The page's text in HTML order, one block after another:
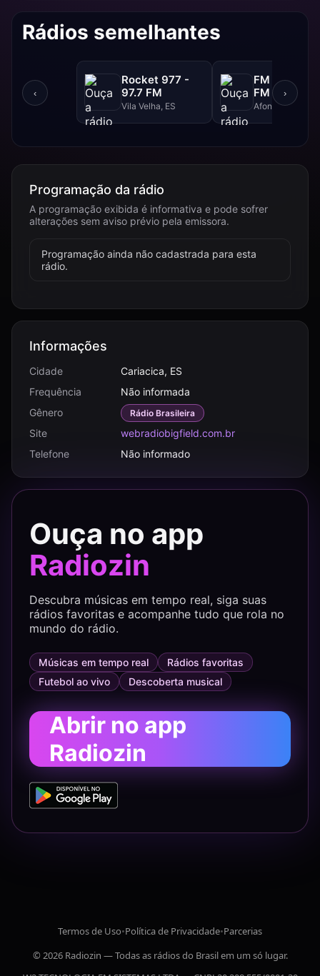
Rádios semelhantes
‹
Rocket 977 -
97.7 FM
Vila Velha, ES
FM Super -
FM
Afonso Claudio,
›
Programação da rádio
A programação exibida é informativa e pode sofrer
alterações sem aviso prévio pela emissora.
Programação ainda não cadastrada para esta
rádio.
Informações
Cidade
Cariacica, ES
Frequência
Não informada
Gênero
Rádio Brasileira
Site
webradiobigfield.com.br
Telefone
Não informado
Ouça no app
Radiozin
Descubra músicas em tempo real, siga suas
rádios favoritas e acompanhe tudo que rola no
mundo do rádio.
Músicas em tempo real
Rádios favoritas
Futebol ao vivo
Descoberta musical
Abrir no app
Radiozin
Termos de Uso•Política de Privacidade•Parcerias
© 2026 Radiozin — Todas as rádios do Brasil em um só lugar.